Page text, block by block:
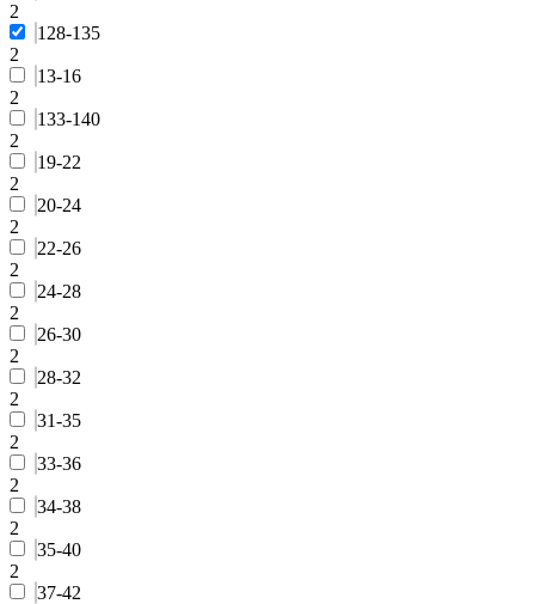
2
128-135
2
13-16
2
133-140
2
19-22
2
20-24
2
22-26
2
24-28
2
26-30
2
28-32
2
31-35
2
33-36
2
34-38
2
35-40
2
37-42